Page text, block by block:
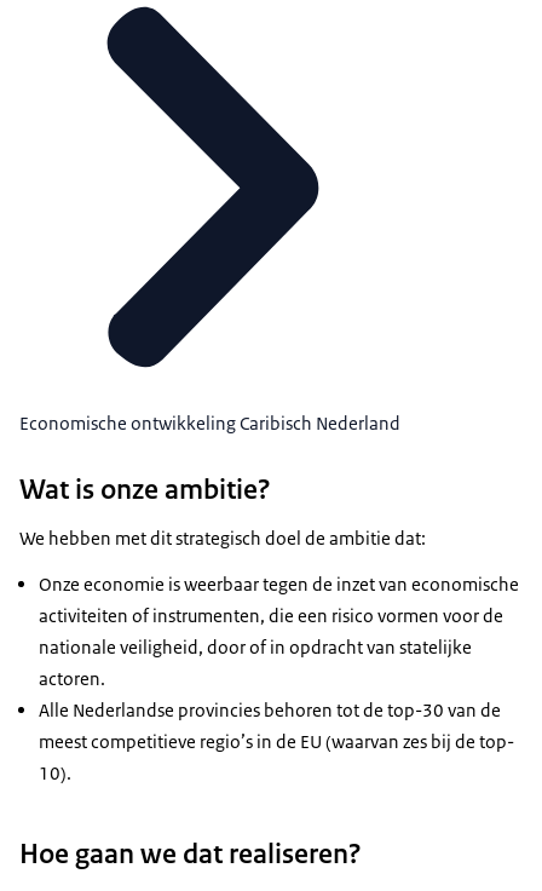
Economische ontwikkeling Caribisch Nederland
Wat is onze ambitie?
We hebben met dit strategisch doel de ambitie dat:
Onze economie is weerbaar tegen de inzet van economische
activiteiten of instrumenten, die een risico vormen voor de
nationale veiligheid, door of in opdracht van statelijke
actoren.
Alle Nederlandse provincies behoren tot de top-30 van de
meest competitieve regio’s in de EU (waarvan zes bij de top-
10).
Hoe gaan we dat realiseren?